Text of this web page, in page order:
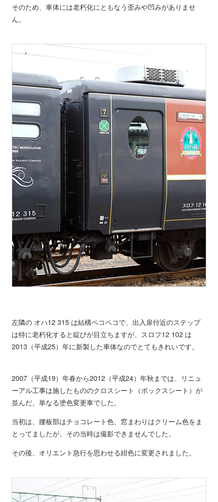
そのため、車体には老朽化にともなう歪みや凹みがありませ
ん。
左隣の オハ12 315 は結構ペコペコで、出入扉付近のステップ
は特に老朽化すると綻びが目立ちますが、スロフ12 102 は
2013（平成25）年に新製した車体なのでとてもきれいです。
2007（平成19）年春から2012（平成24）年秋までは、リニュ
ーアル工事は施したもののクロスシート（ボックスシート）が
並んだ、単なる塗色変更車でした。
当初は、腰板部はチョコレート色、窓まわりはクリーム色をま
とってましたが、その当時は撮影できませんでした。
その後、オリエント急行を思わせる紺色に変更されました。